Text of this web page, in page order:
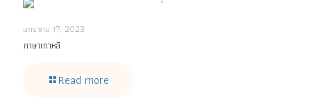
มกราคม 17, 2023
ภาษาเกาหลี
Read more